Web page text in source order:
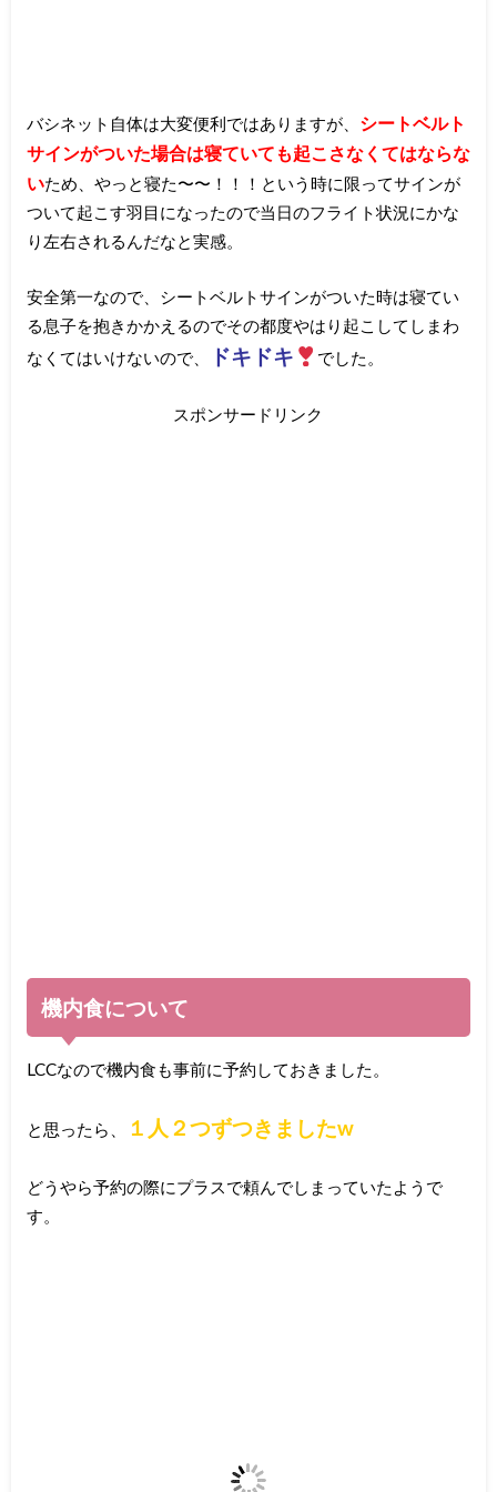
バシネット自体は大変便利ではありますが、 シートベルト
サインがついた場合は寝ていても起こさなくてはならな
いため、やっと寝た〜〜！！！という時に限ってサインが
ついて起こす羽目になったので当日のフライト状況にかな
り左右されるんだなと実感。
安全第一なので、シートベルトサインがついた時は寝てい
る息子を抱きかかえるのでその都度やはり起こしてしまわ
なくてはいけないので、
ドキドキ でした。
スポンサードリンク
機内食について
LCCなので機内食も事前に予約しておきました。
と思ったら、 １人２つずつきましたw
どうやら予約の際にプラスで頼んでしまっていたようで
す。